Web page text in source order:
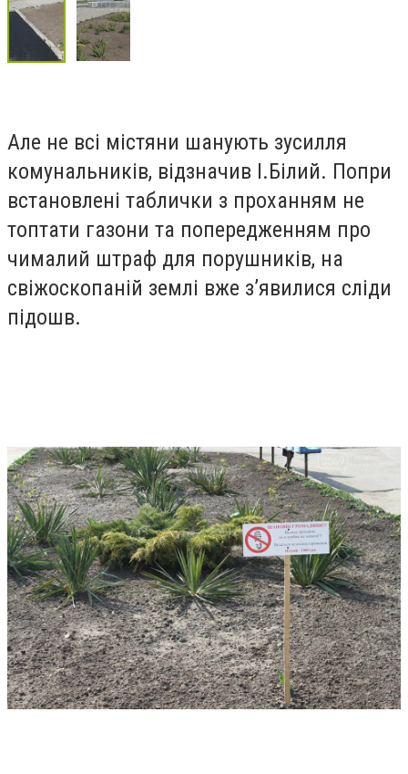
Але не всі містяни шанують зусилля
комунальників, відзначив І.Білий. Попри
встановлені таблички з проханням не
топтати газони та попередженням про
чималий штраф для порушників, на
свіжоскопаній землі вже з’явилися сліди
підошв.